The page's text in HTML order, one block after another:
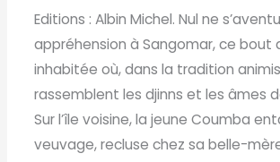
Editions : Albin Michel. Nul ne
appréhension à Sangomar, ce bout
inhabitée où, dans la tradition
rassemblent les djinns et les âmes
Sur l’île voisine, la jeune Coumba
veuvage, recluse chez sa belle-